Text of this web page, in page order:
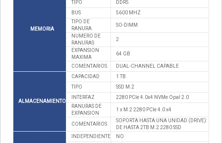
MEMORIA
TIPO
DDR5
BUS
5600 MHZ
TIPO DE
RANURA
SO-DIMM
NUMERO DE
RANURAS
2
EXPANSION
MAXIMA
64 GB
COMENTARIOS DUAL-CHANNEL CAPABLE
ALMACENAMIENTO
CAPACIDAD
1 TB
TIPO
SSD M.2
INTERFAZ
2280 PCIe 4.0x4 NVMe Opal 2.0
RANURAS DE
EXPANSION
1 x M.2 2280 PCIe 4.0 x4
COMENTARIOS
SOPORTA HASTA UNA UNIDAD (DRIVE):
DE HASTA 2TB M.2 2280 SSD
INDEPENDIENTE
NO